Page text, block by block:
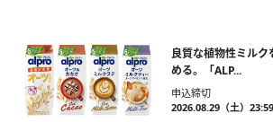
良質な植物性ミル
める。「ALP...
申込締切
2026.08.29（土）